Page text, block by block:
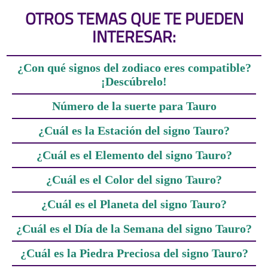
OTROS TEMAS QUE TE PUEDEN
INTERESAR:
¿Con qué signos del zodiaco eres compatible?
¡Descúbrelo!
Número de la suerte para Tauro
¿Cuál es la Estación del signo Tauro?
¿Cuál es el Elemento del signo Tauro?
¿Cuál es el Color del signo Tauro?
¿Cuál es el Planeta del signo Tauro?
¿Cuál es el Día de la Semana del signo Tauro?
¿Cuál es la Piedra Preciosa del signo Tauro?